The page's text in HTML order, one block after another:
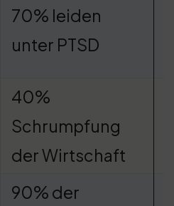
70% leiden
unter PTSD
40%
Schrumpfung
der Wirtschaft
90% der